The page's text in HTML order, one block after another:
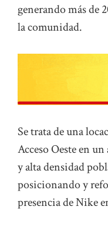
generando más de
la comunidad.
Se trata de una
Acceso Oeste en
y alta densidad
posicionando y
presencia de Nike